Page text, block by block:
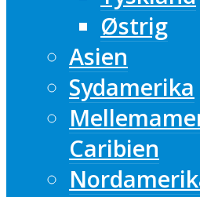
Østrig
Asien
Sydamerika
Caribien